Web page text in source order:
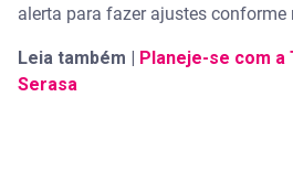
alerta para fazer ajustes conforme
Leia também |
Planeje-se com a
Serasa